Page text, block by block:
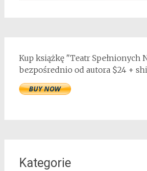
Kup książkę "Teatr Spełnionych
bezpośrednio od autora $24 +
Kategorie